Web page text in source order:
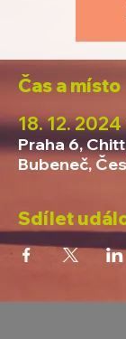
Čas a místo
18. 12.
Praha 6,
Bubeneč,
Sdílet